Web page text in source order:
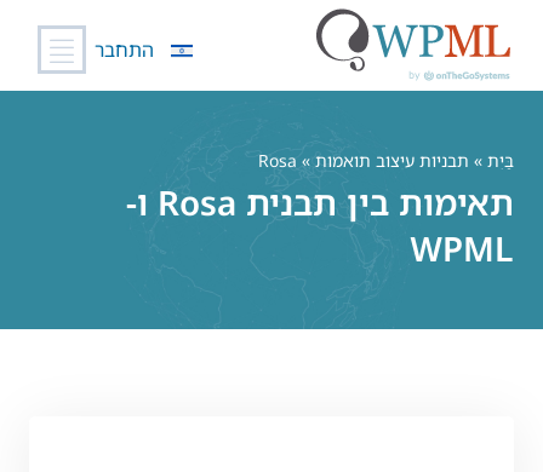
התחבר
בַּיִת » תבניות עיצוב תואמות » Rosa
תאימות בין תבנית Rosa ו-
WPML